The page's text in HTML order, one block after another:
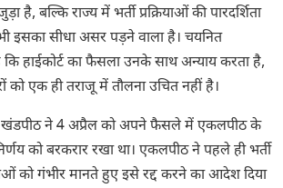
है, बल्कि राज्य में भर्ती प्रक्रियाओं की पारदर्शिता
इसका सीधा असर पड़ने वाला है। चयनित
कि हाईकोर्ट का फैसला उनके साथ अन्याय करता है,
को एक ही तराजू में तौलना उचित नहीं है।
खंडपीठ ने 4 अप्रैल को अपने फैसले में एकलपीठ के
को बरकरार रखा था। एकलपीठ ने पहले ही भर्ती
को गंभीर मानते हुए इसे रद्द करने का आदेश दिया